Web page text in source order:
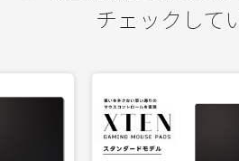
チェックして